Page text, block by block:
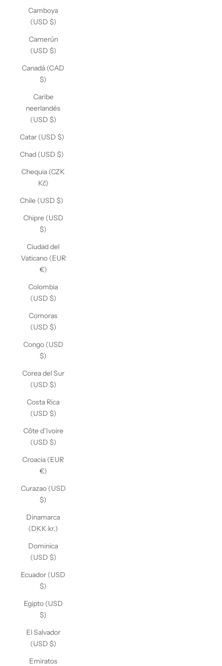
Camboya
(USD $)
Camerún
(USD $)
Canadá (CAD
$)
Caribe
neerlandés
(USD $)
Catar (USD $)
Chad (USD $)
Chequia (CZK
Kč)
Chile (USD $)
Chipre (USD
$)
Ciudad del
Vaticano (EUR
€)
Colombia
(USD $)
Comoras
(USD $)
Congo (USD
$)
Corea del Sur
(USD $)
Costa Rica
(USD $)
Côte d’Ivoire
(USD $)
Croacia (EUR
€)
Curazao (USD
$)
Dinamarca
(DKK kr.)
Dominica
(USD $)
Ecuador (USD
$)
Egipto (USD
$)
El Salvador
(USD $)
Emiratos